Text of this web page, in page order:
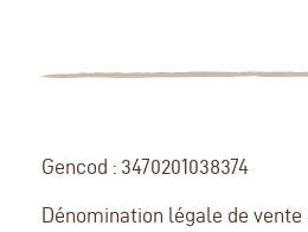
Gencod : 3470201038374
Dénomination légale de vente